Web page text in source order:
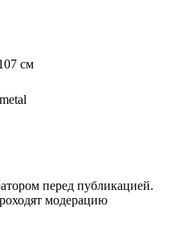
см
перед публикацией.
модерацию